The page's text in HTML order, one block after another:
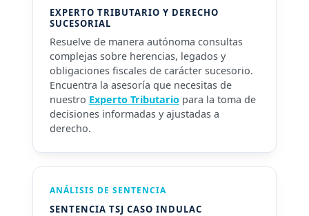
EXPERTO TRIBUTARIO Y DERECHO
SUCESORIAL
Resuelve de manera autónoma consultas
complejas sobre herencias, legados y
obligaciones fiscales de carácter sucesorio.
Encuentra la asesoría que necesitas de
nuestro Experto Tributariopara la toma de
decisiones informadas y ajustadas a
derecho.
ANÁLISIS DE SENTENCIA
SENTENCIA TSJ CASO INDULAC